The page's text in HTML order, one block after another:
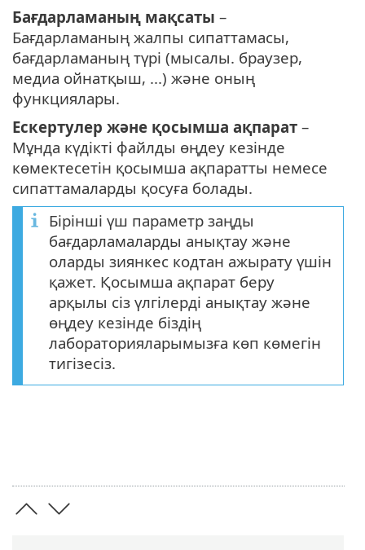
Бағдарламаның мақсаты –
Бағдарламаның жалпы сипаттамасы,
бағдарламаның түрі (мысалы. браузер,
медиа ойнатқыш, ...) және оның
функциялары.
Ескертулер және қосымша ақпарат –
Мұнда күдікті файлды өңдеу кезінде
көмектесетін қосымша ақпаратты немесе
сипаттамаларды қосуға болады.
Бірінші үш параметр заңды
бағдарламаларды анықтау және
оларды зиянкес кодтан ажырату үшін
қажет. Қосымша ақпарат беру
арқылы сіз үлгілерді анықтау және
өңдеу кезінде біздің
лабораторияларымызға көп көмегін
тигізесіз.